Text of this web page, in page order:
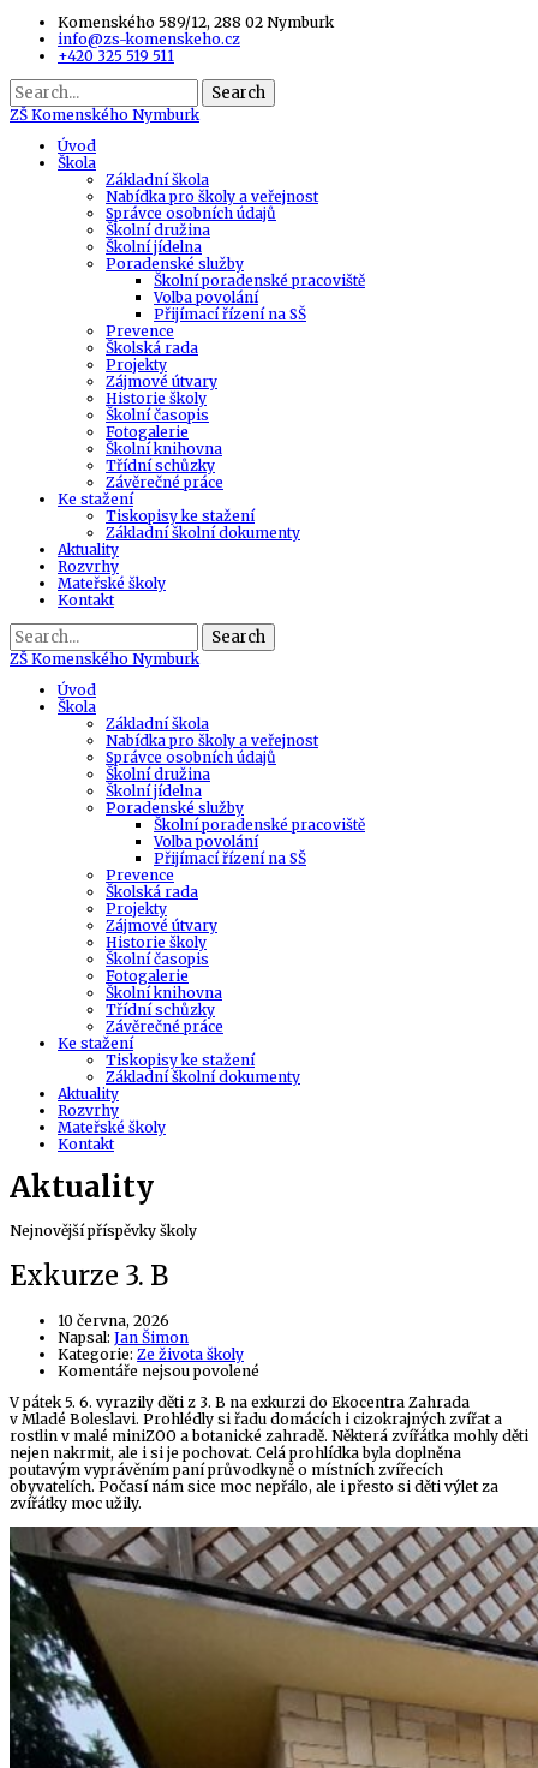
Komenského 589/12, 288 02 Nymburk
info@zs-komenskeho.cz
+420 325 519 511
Search
ZŠ Komenského Nymburk
Úvod
Škola
Základní škola
Nabídka pro školy a veřejnost
Správce osobních údajů
Školní družina
Školní jídelna
Poradenské služby
Školní poradenské pracoviště
Volba povolání
Přijímací řízení na SŠ
Prevence
Školská rada
Projekty
Zájmové útvary
Historie školy
Školní časopis
Fotogalerie
Školní knihovna
Třídní schůzky
Závěrečné práce
Ke stažení
Tiskopisy ke stažení
Základní školní dokumenty
Aktuality
Rozvrhy
Mateřské školy
Kontakt
Search
ZŠ Komenského Nymburk
Úvod
Škola
Základní škola
Nabídka pro školy a veřejnost
Správce osobních údajů
Školní družina
Školní jídelna
Poradenské služby
Školní poradenské pracoviště
Volba povolání
Přijímací řízení na SŠ
Prevence
Školská rada
Projekty
Zájmové útvary
Historie školy
Školní časopis
Fotogalerie
Školní knihovna
Třídní schůzky
Závěrečné práce
Ke stažení
Tiskopisy ke stažení
Základní školní dokumenty
Aktuality
Rozvrhy
Mateřské školy
Kontakt
Aktuality
Nejnovější příspěvky školy
Exkurze 3. B
10 června, 2026
Napsal: Author
Jan Šimon
Kategorie: Ze života školy
Komentáře nejsou povolené
s
názvem
Exkurze
3.
B
V pátek 5. 6. vyrazily děti z 3. B na exkurzi do Ekocentra Zahrada
v Mladé Boleslavi. Prohlédly si řadu domácích i cizokrajných zvířat a
rostlin v malé miniZOO a botanické zahradě. Některá zvířátka mohly děti
nejen nakrmit, ale i si je pochovat. Celá prohlídka byla doplněna
poutavým vyprávěním paní průvodkyně o místních zvířecích
obyvatelích. Počasí nám sice moc nepřálo, ale i přesto si děti výlet za
zvířátky moc užily.